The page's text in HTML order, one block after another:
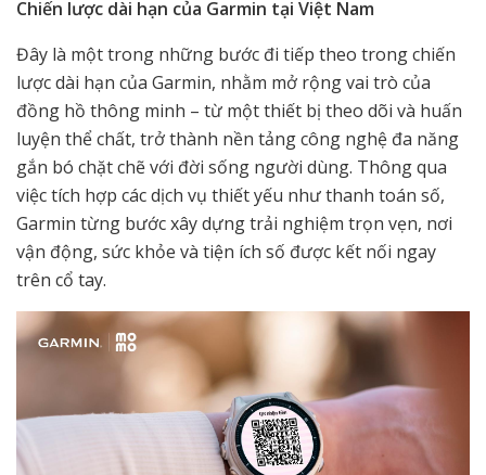
Chiến lược dài hạn của Garmin tại Việt Nam
Đây là một trong những bước đi tiếp theo trong chiến
lược dài hạn của Garmin, nhằm mở rộng vai trò của
đồng hồ thông minh – từ một thiết bị theo dõi và huấn
luyện thể chất, trở thành nền tảng công nghệ đa năng
gắn bó chặt chẽ với đời sống người dùng. Thông qua
việc tích hợp các dịch vụ thiết yếu như thanh toán số,
Garmin từng bước xây dựng trải nghiệm trọn vẹn, nơi
vận động, sức khỏe và tiện ích số được kết nối ngay
trên cổ tay.